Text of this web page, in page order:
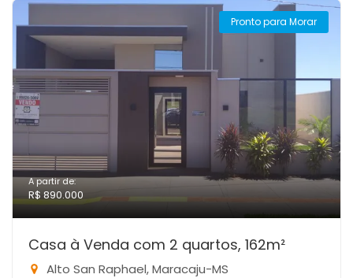
Pronto para Morar
A partir de:
R$ 890.000
Casa à Venda com 2 quartos, 162m²
Alto San Raphael, Maracaju-MS